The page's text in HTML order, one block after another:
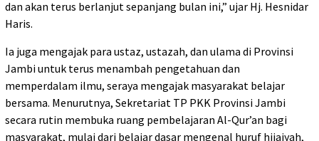
dan akan terus berlanjut sepanjang bulan ini,” ujar Hj. Hesnidar
Haris.
Ia juga mengajak para ustaz, ustazah, dan ulama di Provinsi
Jambi untuk terus menambah pengetahuan dan
memperdalam ilmu, seraya mengajak masyarakat belajar
bersama. Menurutnya, Sekretariat TP PKK Provinsi Jambi
secara rutin membuka ruang pembelajaran Al-Qur’an bagi
masyarakat, mulai dari belajar dasar mengenal huruf hijaiyah,